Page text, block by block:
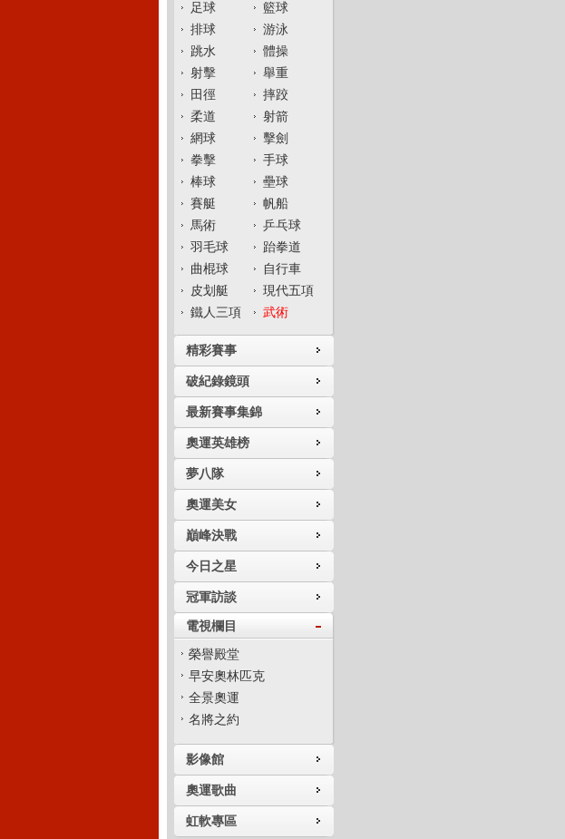
足球
籃球
排球
游泳
跳水
體操
射擊
舉重
田徑
摔跤
柔道
射箭
網球
擊劍
拳擊
手球
棒球
壘球
賽艇
帆船
馬術
乒乓球
羽毛球
跆拳道
曲棍球
自行車
皮划艇
現代五項
鐵人三項
武術
精彩賽事
破紀錄鏡頭
最新賽事集錦
奧運英雄榜
夢八隊
奧運美女
巔峰決戰
今日之星
冠軍訪談
電視欄目
榮譽殿堂
早安奧林匹克
全景奧運
名將之約
影像館
奧運歌曲
虹軟專區